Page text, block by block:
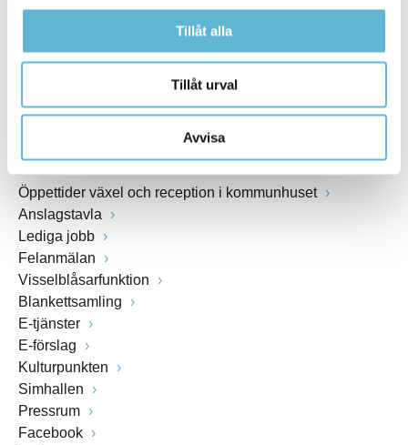
Tillåt alla
Tillåt urval
Avvisa
Fax: 0456-82 22 00
Öppettider växel och reception i kommunhuset
Anslagstavla
Lediga jobb
Felanmälan
Visselblåsarfunktion
Blankettsamling
E-tjänster
E-förslag
Kulturpunkten
Simhallen
Pressrum
Facebook